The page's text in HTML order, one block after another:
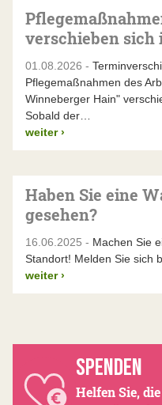
verschieben sich
01.08.2026 -
Pflegemaßnahmen des
Winneberger Hain"
Sobald der…
weiter ›
Haben Sie eine
gesehen?
16.06.2025 - Machen Sie
Standort! Melden Sie sich
weiter ›
SPENDEN
Helfen Sie,